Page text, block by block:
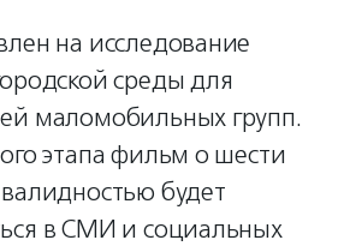
на исследование
среды для
маломобильных групп.
этапа фильм о шести
будет
в СМИ и социальных